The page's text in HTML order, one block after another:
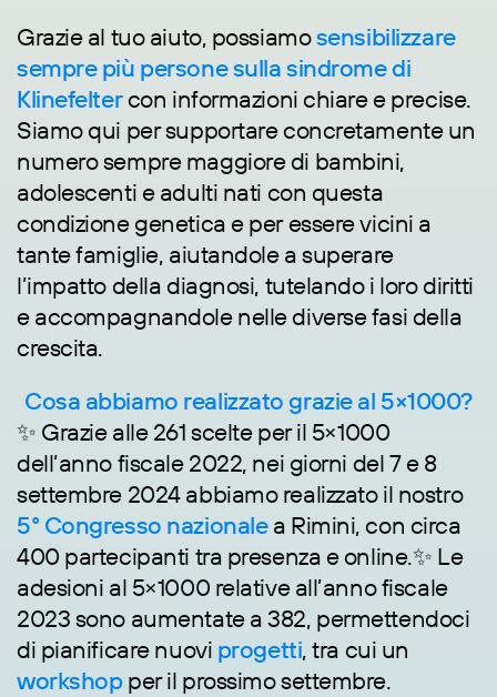
Grazie al tuo aiuto, possiamosensibilizzare
sempre più persone sulla sindrome di
Klinefeltercon informazioni chiare e precise.
Siamo qui per supportare concretamente un
numero sempre maggiore di bambini,
adolescenti e adulti nati con questa
condizione genetica e per essere vicini a
tante famiglie, aiutandole a superare
l’impatto della diagnosi, tutelando i loro diritti
e accompagnandole nelle diverse fasi della
crescita.
Cosa abbiamo realizzato grazie al 5×1000?
✨ Grazie alle 261 scelte per il 5×1000
dell’anno fiscale 2022, nei giorni del 7 e 8
settembre 2024 abbiamo realizzato il nostro
5° Congresso nazionalea Rimini, con circa
400 partecipanti tra presenza e online.✨ Le
adesioni al 5×1000 relative all’anno fiscale
2023 sono aumentate a 382, permettendoci
di pianificare nuovi progetti, tra cui un
workshopper il prossimo settembre.